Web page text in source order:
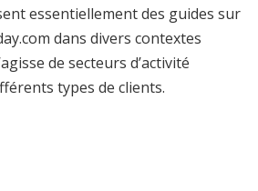
essentiellement des guides sur
dans divers contextes
de secteurs d’activité
types de clients.